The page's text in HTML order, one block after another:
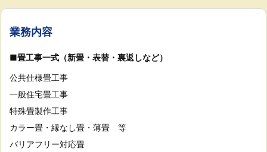
業務内容
■畳工事一式（新畳・表替・裏返しなど）
公共仕様畳工事
一般住宅畳工事
特殊畳製作工事
カラー畳・縁なし畳・薄畳 等
バリアフリー対応畳